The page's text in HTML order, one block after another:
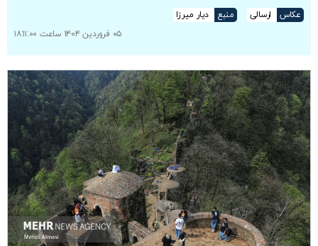
عکاس ارسالی منبع
دیار میرزا
۰۵ فروردین ۱۴۰۴ ساعت ۱۸:۱۱:۰۰